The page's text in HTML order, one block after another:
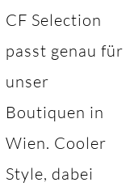
CF Selection
passt genau für
unser
Boutiquen in
Wien. Cooler
Style, dabei